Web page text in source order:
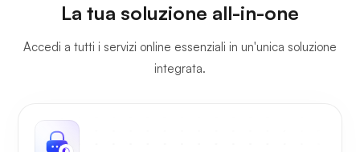
La tua soluzione all-in-one
Accedi a tutti i servizi online essenziali in un'unica soluzione
integrata.